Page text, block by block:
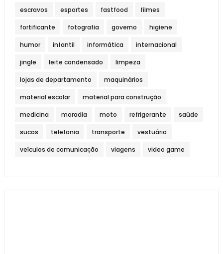
escravos esportes fastfood filmes
fortificante fotografia governo higiene
humor infantil informática internacional
jingle leite condensado limpeza
lojas de departamento maquinários
material escolar material para construção
medicina moradia moto refrigerante saúde
sucos telefonia transporte vestuário
veículos de comunicação viagens video game